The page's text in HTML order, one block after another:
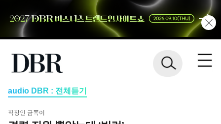
audio DBR : 전체듣기
직장인 금쪽이